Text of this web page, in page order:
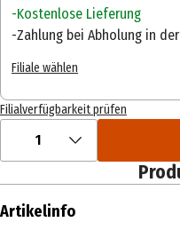
Kostenlose Lieferung
Zahlung bei Abholung in
Filiale wählen
Filialverfügbarkeit prüfen
1
Artikelinfo